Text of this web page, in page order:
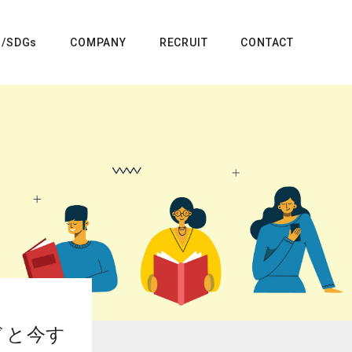
SDGs COMPANY RECRUIT CONTACT
今す